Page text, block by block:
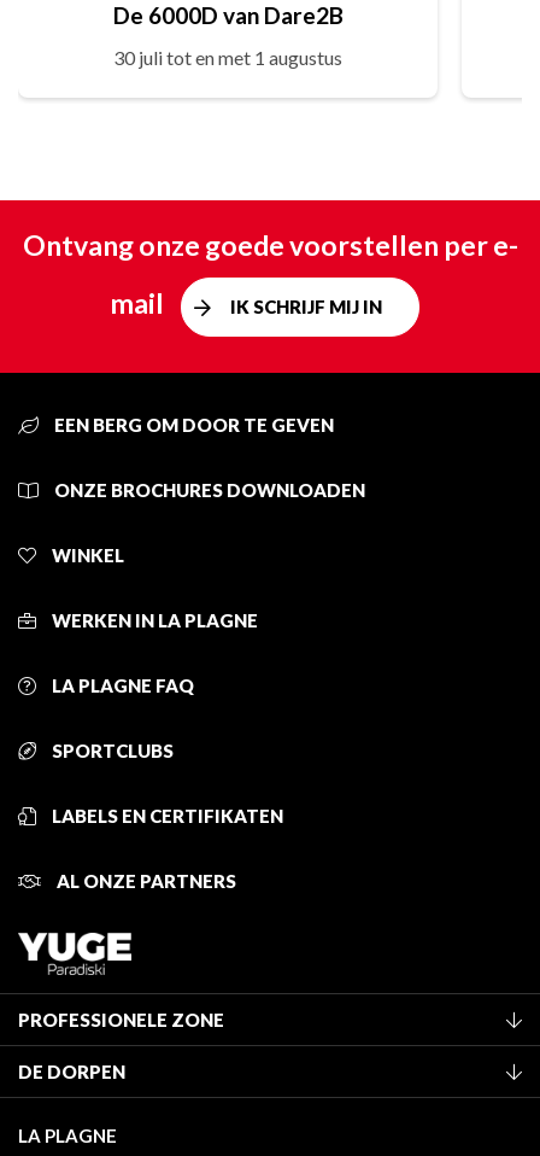
De 6000D van Dare2B
30 juli tot en met 1 augustus
Ontvang onze goede voorstellen per e-
mail
IK SCHRIJF MIJ IN
EEN BERG OM DOOR TE GEVEN
ONZE BROCHURES DOWNLOADEN
WINKEL
WERKEN IN LA PLAGNE
LA PLAGNE FAQ
SPORTCLUBS
LABELS EN CERTIFIKATEN
AL ONZE PARTNERS
PROFESSIONELE ZONE
Classificatie van de gemeubileerde accommodaties
Verblijfstaks
DE DORPEN
Montchavin - Les Coches
LA PLAGNE